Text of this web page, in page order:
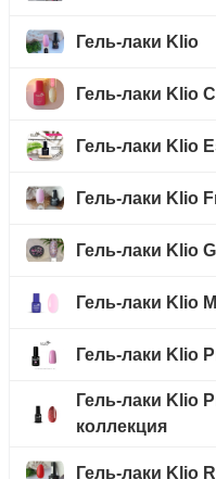
Гель-лаки Klio
Гель-лаки Klio
Гель-лаки Klio
Гель-лаки Klio
Гель-лаки Klio
Гель-лаки Klio
Гель-лаки Klio
Гель-лаки Klio
коллекция
Гель-лаки Klio